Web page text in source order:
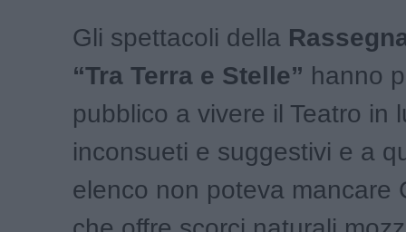
Gli spettacoli della
“Tra Terra e Stelle” hanno
pubblico a vivere il Teatro in
inconsueti e suggestivi e a
elenco non poteva mancare